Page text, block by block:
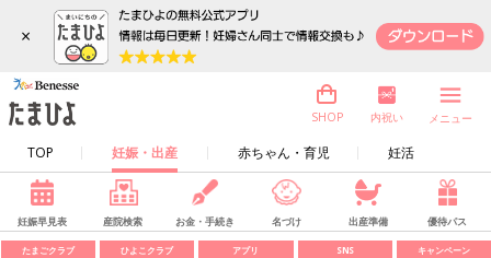
×
TOP 妊娠・出産 赤ちゃん・育児 妊活
SHOP 内祝い メニュー
妊娠早見表 産院検索 お金・手続き 名づけ 出産準備 優待パス
たまごクラブ ひよこクラブ アプリ SNS キャンペーン